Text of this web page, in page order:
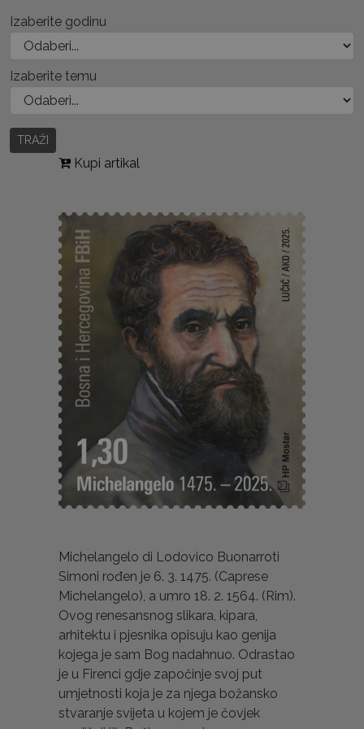
Izaberite godinu
Izaberite temu
TRAŽI
Kupi artikal
Michelangelo di Lodovico Buonarroti
Simoni rođen je 6. 3. 1475. (Caprese
Michelangelo), a umro 18. 2. 1564. (Rim).
Ovog renesansnog slikara, kipara,
arhitektu i pjesnika opisuju kao genija
kojega je sam Bog nadahnuo. Odrastao
je u Firenci gdje započinje svoj put
umjetnosti koja je za njega božansko
stvaranje svijeta u kojem je čovjek